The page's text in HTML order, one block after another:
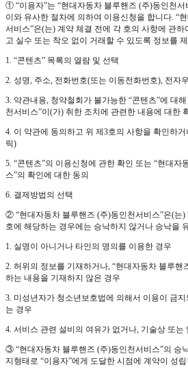
① “이용자”는 “현대자동차 블루핸즈 (주)동인천
이와 유사한 절차에 의하여 이용신청을 합니다. “
서비스”은(는) 계약 체결 전에 각 호의 사항에 관하
고 실수 또는 착오 없이 거래할 수 있도록 정보를
1. “콘텐츠” 목록의 열람 및 선택
2. 성명, 주소, 전화번호(또는 이동전화번호), 전자
3. 약관내용, 청약철회가 불가능한 “콘텐츠”에 대
천서비스”이(가) 취한 조치에 관련한 내용에 대한
4. 이 약관에 동의하고 위 제3호의 사항을 확인하
릭)
5. “콘텐츠”의 이용신청에 관한 확인 또는 “현대자
스”의 확인에 대한 동의
6. 결제방법의 선택
② “현대자동차 블루핸즈 (주)동인천서비스”은(는)
호에 해당하는 경우에는 승낙하지 않거나 승낙을
1. 실명이 아니거나 타인의 명의를 이용한 경우
2. 허위의 정보를 기재하거나, “현대자동차 블루핸
하는 내용을 기재하지 않은 경우
3. 미성년자가 청소년보호법에 의해서 이용이 금
는 경우
4. 서비스 관련 설비의 여유가 없거나, 기술상 또는
③ “현대자동차 블루핸즈 (주)동인천서비스”의 승
지형태로 “이용자”에게 도달한 시점에 계약이 성